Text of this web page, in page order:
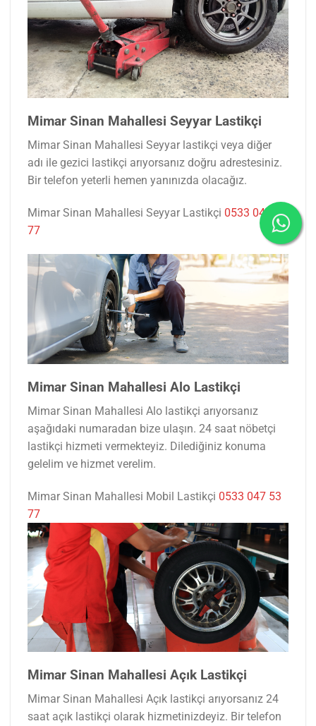
Mimar Sinan Mahallesi Seyyar Lastikçi
Mimar Sinan Mahallesi Seyyar lastikçi veya diğer
adı ile gezici lastikçi arıyorsanız doğru adrestesiniz.
Bir telefon yeterli hemen yanınızda olacağız.
Mimar Sinan Mahallesi Seyyar Lastikçi 0533 047 53
77
Mimar Sinan Mahallesi Alo Lastikçi
Mimar Sinan Mahallesi Alo lastikçi arıyorsanız
aşağıdaki numaradan bize ulaşın. 24 saat nöbetçi
lastikçi hizmeti vermekteyiz. Dilediğiniz konuma
gelelim ve hizmet verelim.
Mimar Sinan Mahallesi Mobil Lastikçi 0533 047 53
77
Mimar Sinan Mahallesi Açık Lastikçi
Mimar Sinan Mahallesi Açık lastikçi arıyorsanız 24
saat açık lastikçi olarak hizmetinizdeyiz. Bir telefon